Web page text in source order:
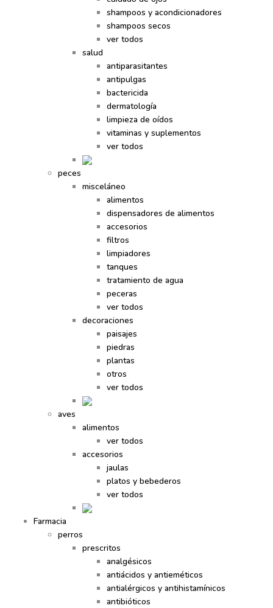
shampoos y acondicionadores
shampoos secos
ver todos
salud
antiparasitantes
antipulgas
bactericida
dermatología
limpieza de oídos
vitaminas y suplementos
ver todos
peces
misceláneo
alimentos
dispensadores de alimentos
accesorios
filtros
limpiadores
tanques
tratamiento de agua
peceras
ver todos
decoraciones
paisajes
piedras
plantas
otros
ver todos
aves
alimentos
ver todos
accesorios
jaulas
platos y bebederos
ver todos
Farmacia
perros
prescritos
analgésicos
antiácidos y antieméticos
antialérgicos y antihistamínicos
antibióticos